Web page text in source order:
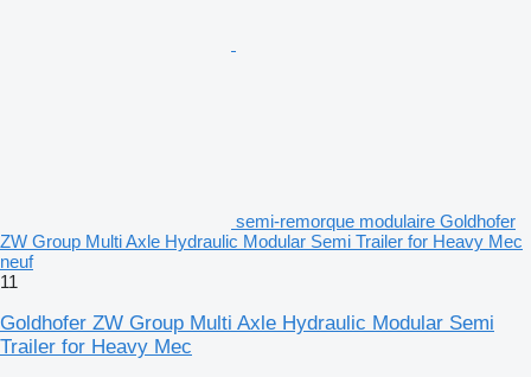
semi-remorque modulaire Goldhofer
ZW Group Multi Axle Hydraulic Modular Semi Trailer for Heavy Mec
neuf
11
Goldhofer ZW Group Multi Axle Hydraulic Modular Semi
Trailer for Heavy Mec